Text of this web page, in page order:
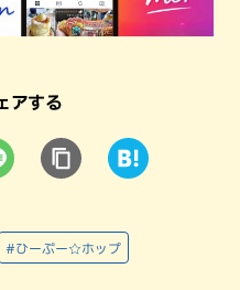
アする
#ひーぷー☆ホップ